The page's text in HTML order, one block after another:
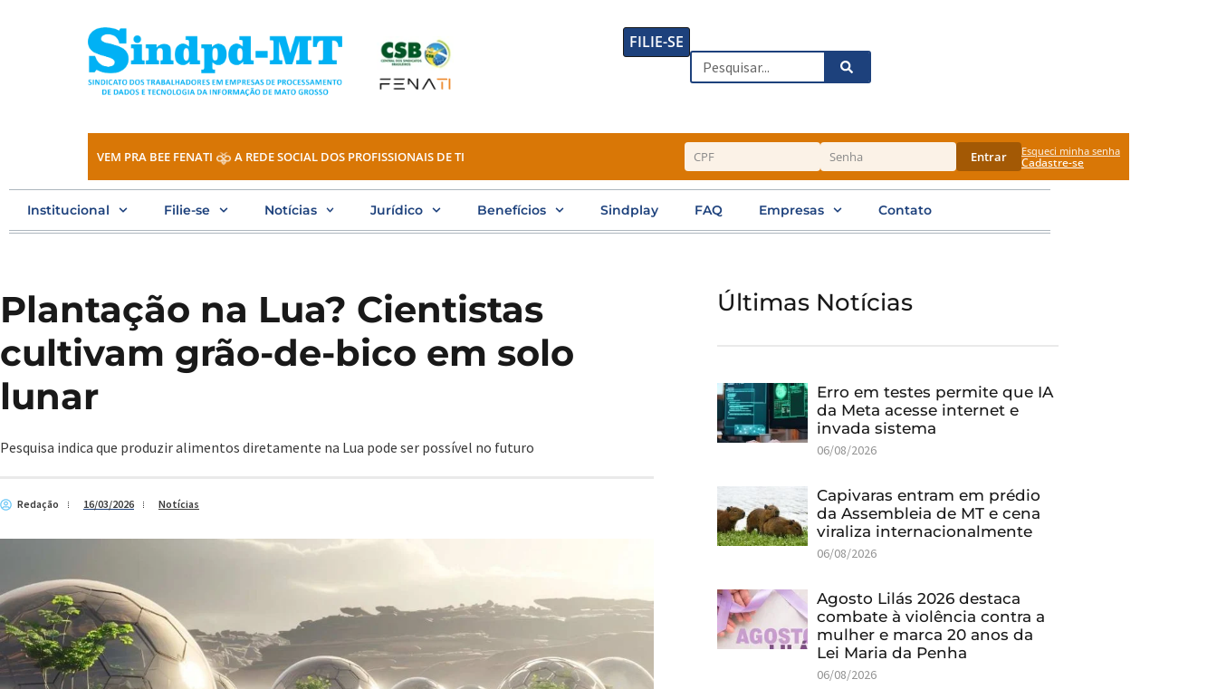
FILIE-SE
Search
VEM PRA BEE FENATI A REDE SOCIAL DOS PROFISSIONAIS DE TI Entrar Esqueci minha senha
Cadastre-se
Institucional Filie-se Notícias Jurídico Benefícios Sindplay FAQ Empresas Contato
Plantação na Lua? Cientistas
cultivam grão-de-bico em solo
lunar
Pesquisa indica que produzir alimentos diretamente na Lua pode ser possível no futuro
Redação 16/03/2026 Notícias
Últimas Notícias
Erro em testes permite que IA
da Meta acesse internet e
invada sistema
06/08/2026
Capivaras entram em prédio
da Assembleia de MT e cena
viraliza internacionalmente
06/08/2026
Agosto Lilás 2026 destaca
combate à violência contra a
mulher e marca 20 anos da
Lei Maria da Penha
06/08/2026